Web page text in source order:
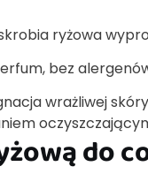
ryżowa
bez
wrażliwej
do